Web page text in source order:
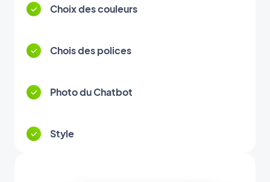
Choix des couleurs
Chois des polices
Photo du Chatbot
Style